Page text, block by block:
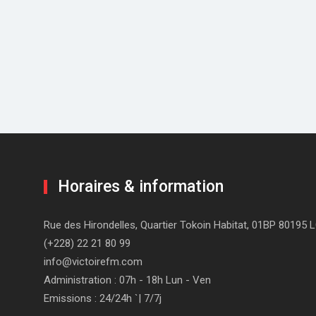
Horaires & information
Rue des Hirondelles, Quartier Tokoin Habitat, 01BP 80195
(+228) 22 21 80 99
info@victoirefm.com
Administration : 07h - 18h Lun - Ven
Emissions : 24/24h `| 7/7j